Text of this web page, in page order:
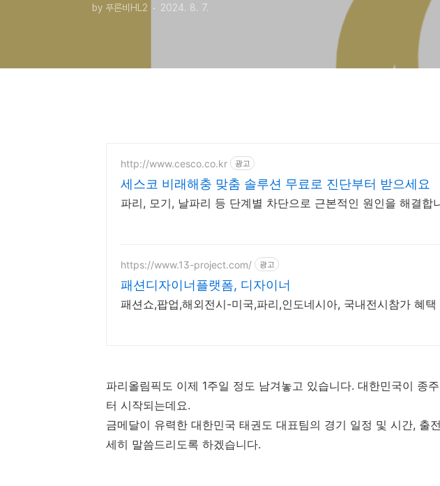
by 푸른비HL2 2024. 8. 7.
http://www.cesco.co.kr 광고
세스코 비래해충 맞춤 솔루션 무료로 진단부터 받으세요
파리, 모기, 날파리 등 단계별 차단으로 근본적인 원인을 해결합
https://www.13-project.com/ 광고
패션디자이너플랫폼, 디자이너
패션쇼,팝업,해외전시-미국,파리,인도네시아, 국내전시참가 혜택
파리올림픽도 이제 1주일 정도 남겨놓고 있습니다. 대한민국이 종
터 시작되는데요.
금메달이 유력한 대한민국 태권도 대표팀의 경기 일정 및 시간, 출
세히 말씀드리도록 하겠습니다.